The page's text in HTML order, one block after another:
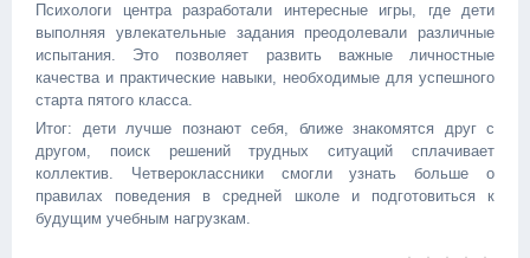
Психологи центра разработали интересные игры, где дети
выполняя увлекательные задания преодолевали различные
испытания. Это позволяет развить важные личностные
качества и практические навыки, необходимые для успешного
старта пятого класса.
Итог: дети лучше познают себя, ближе знакомятся друг с
другом, поиск решений трудных ситуаций сплачивает
коллектив. Четвероклассники смогли узнать больше о
правилах поведения в средней школе и подготовиться к
будущим учебным нагрузкам.